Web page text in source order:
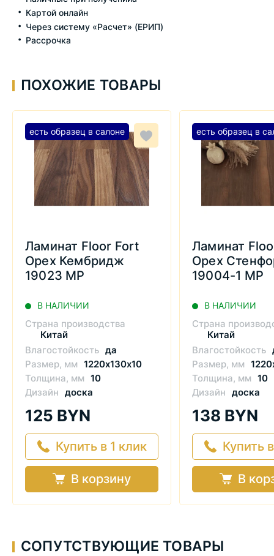
Картой онлайн
Через систему «Расчет» (ЕРИП)
Рассрочка
ПОХОЖИЕ ТОВАРЫ
есть образец в салоне
Ламинат Floor Fort
Орех Кембридж
19023 MP
В НАЛИЧИИ
Страна производства
Китай
Влагостойкость да
Размер, мм 1220х130х10
Толщина, мм 10
Дизайн доска
125 BYN
Купить в 1 клик
В корзину
есть образец в
Ламинат
Орех
19004-1 MP
В НАЛИЧИИ
Страна
Китай
Влагостойкость
Размер, мм
Толщина, мм 10
Дизайн доска
138 BYN
Купить
В
СОПУТСТВУЮЩИЕ ТОВАРЫ